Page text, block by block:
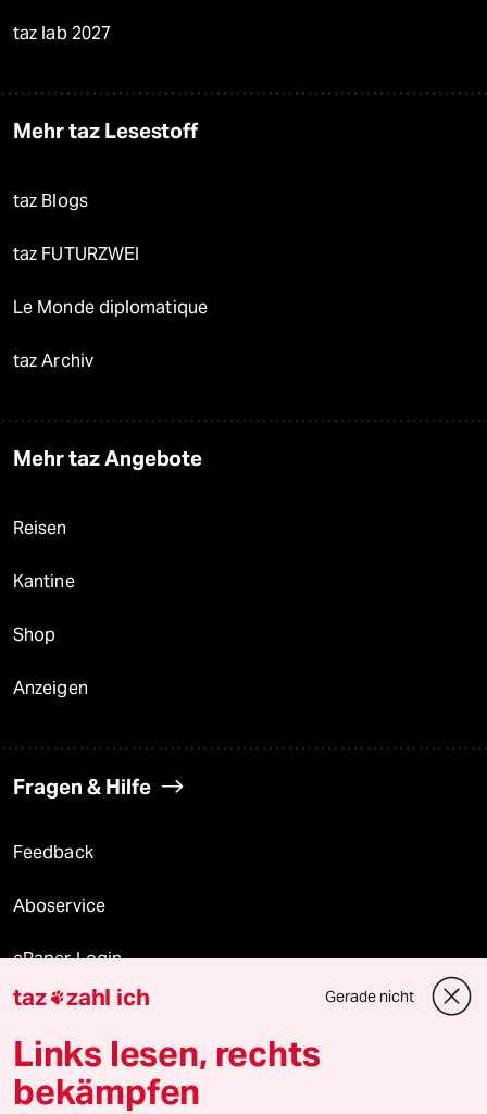
taz lab 2027
Mehr taz Lesestoff
taz Blogs
taz FUTURZWEI
Le Monde diplomatique
taz Archiv
Mehr taz Angebote
Reisen
Kantine
Shop
Anzeigen
Fragen & Hilfe
Feedback
Aboservice
ePaper Login
Downloads für Abonnierende
taz zahl ich Gerade nicht
Links lesen, rechts
bekämpfen